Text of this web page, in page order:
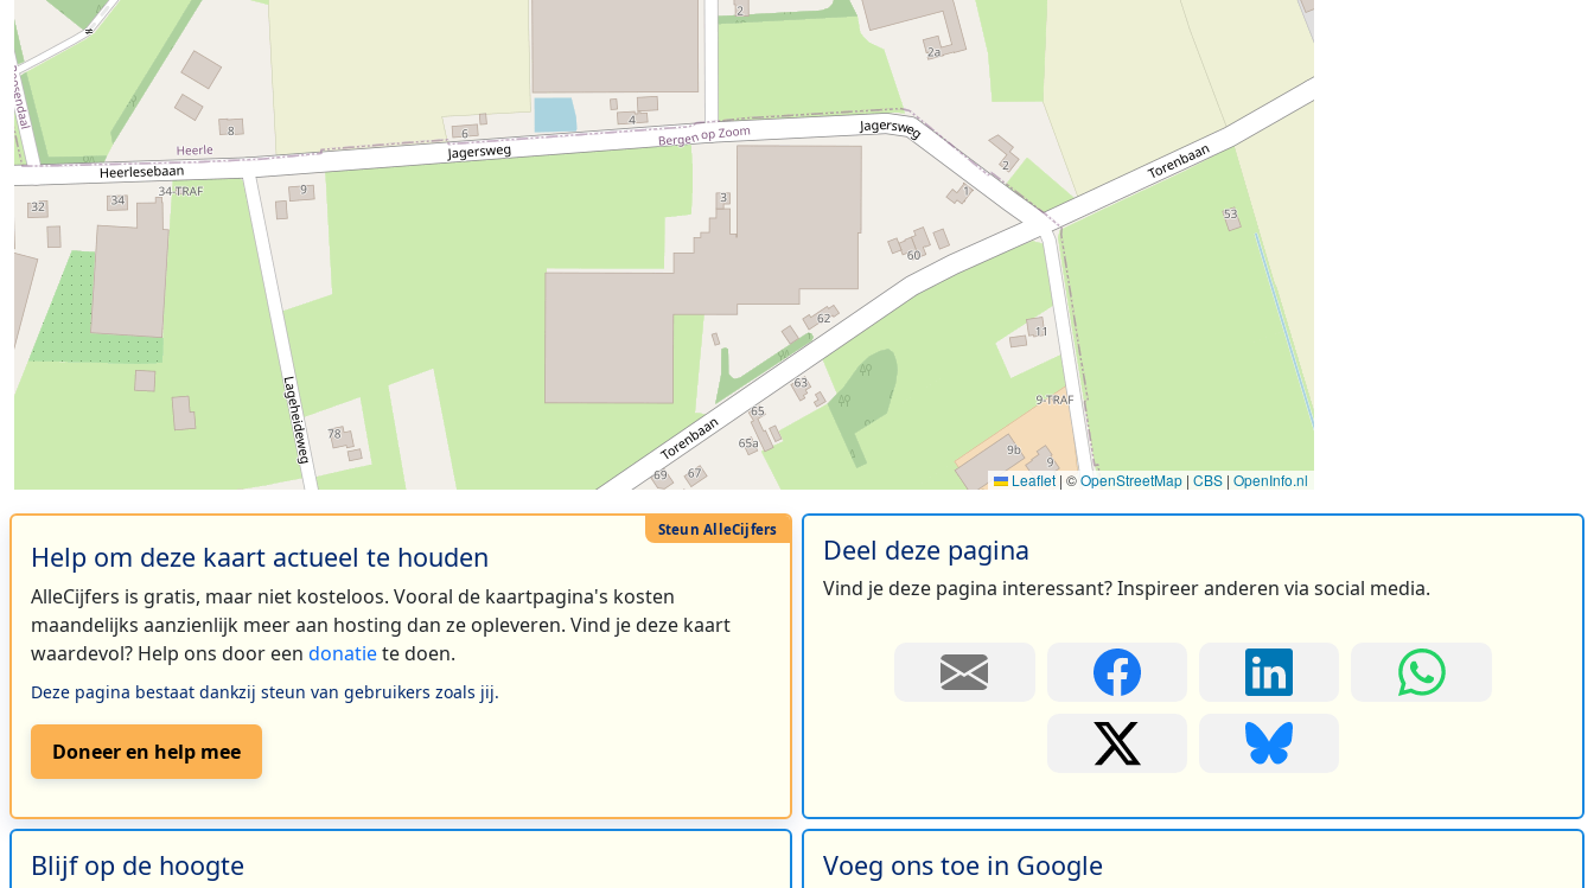
Leaflet | ©OpenStreetMap | CBS | OpenInfo.nl
Help om deze kaart actueel te houden
AlleCijfers is gratis, maar niet kosteloos. Vooral de kaartpagina's kosten
maandelijks aanzienlijk meer aan hosting dan ze opleveren. Vind je deze kaart
waardevol? Help ons door een donatiete doen.
Deze pagina bestaat dankzij steun van gebruikers zoals jij.
Doneer en help mee
Deel deze pagina
Vind je deze pagina interessant? Inspireer anderen via social media.
Blijf op de hoogte Voeg ons toe in Google